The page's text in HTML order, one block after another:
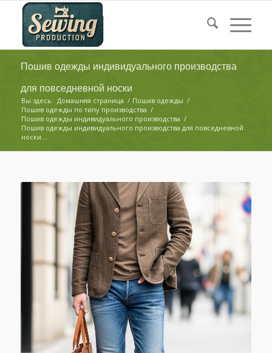
Пошив одежды индивидуального производства
для повседневной носки
Вы здесь: Домашняя страница / Пошив одежды /
Пошив одежды по типу производства /
Пошив одежды индивидуального производства /
Пошив одежды индивидуального производства для повседневной
носки...